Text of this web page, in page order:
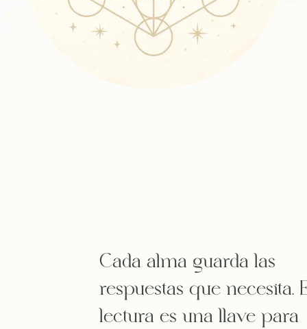
Cada alma guarda las
respuestas que necesita.
lectura es una llave para